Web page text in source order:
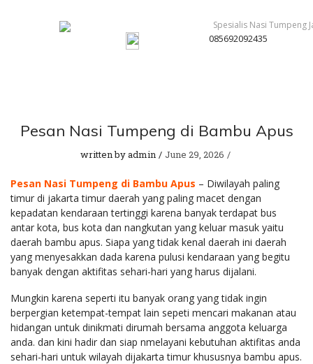
085692092435
Pesan Nasi Tumpeng di Bambu Apus
written byadmin June 29, 2026
Pesan Nasi Tumpeng di Bambu Apus – Diwilayah paling
timur di jakarta timur daerah yang paling macet dengan
kepadatan kendaraan tertinggi karena banyak terdapat bus
antar kota, bus kota dan nangkutan yang keluar masuk yaitu
daerah bambu apus. Siapa yang tidak kenal daerah ini daerah
yang menyesakkan dada karena pulusi kendaraan yang begitu
banyak dengan aktifitas sehari-hari yang harus dijalani.
Mungkin karena seperti itu banyak orang yang tidak ingin
berpergian ketempat-tempat lain sepeti mencari makanan atau
hidangan untuk dinikmati dirumah bersama anggota keluarga
anda. dan kini hadir dan siap nmelayani kebutuhan aktifitas anda
sehari-hari untuk wilayah dijakarta timur khususnya bambu apus.